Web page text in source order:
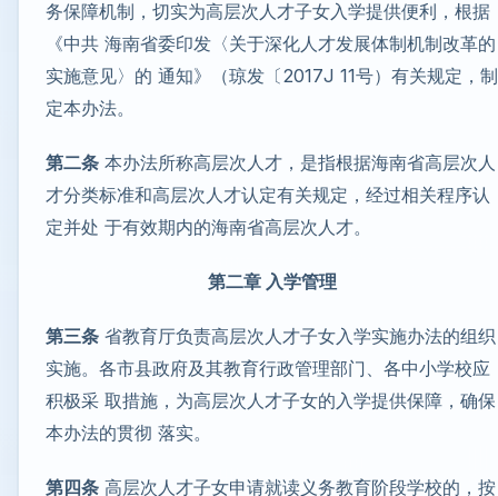
务保障机制，切实为高层次人才子女入学提供便利，根据
《中共 海南省委印发〈关于深化人才发展体制机制改革的
实施意见〉的 通知》（琼发〔2017J 11号）有关规定，制
定本办法。
第二条 本办法所称高层次人才，是指根据海南省高层次人
才分类标准和高层次人才认定有关规定，经过相关程序认
定并处 于有效期内的海南省高层次人才。
第二章 入学管理
第三条 省教育厅负责高层次人才子女入学实施办法的组织
实施。各市县政府及其教育行政管理部门、各中小学校应
积极采 取措施，为高层次人才子女的入学提供保障，确保
本办法的贯彻 落实。
第四条 高层次人才子女申请就读义务教育阶段学校的，按